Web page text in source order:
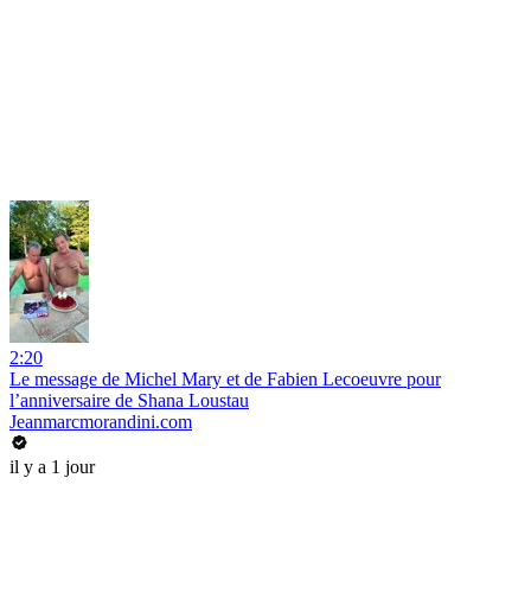
2:20
Le message de Michel Mary et de Fabien Lecoeuvre pour
l’anniversaire de Shana Loustau
Jeanmarcmorandini.com
il y a 1 jour